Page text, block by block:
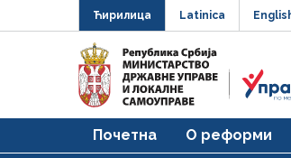
Ћирилица Latinica
Почетна О реформи